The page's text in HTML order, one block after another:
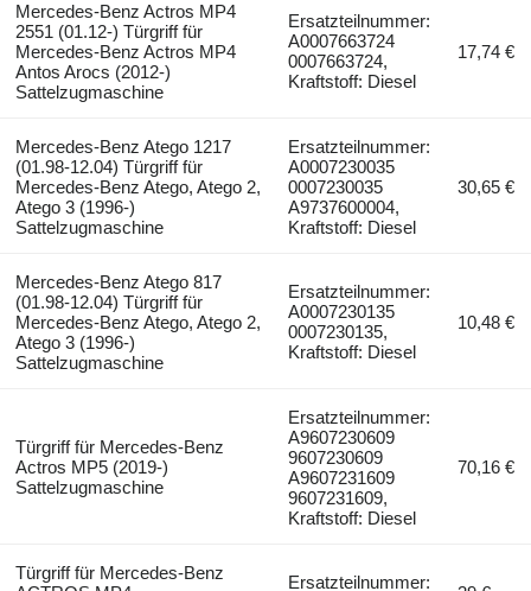
Mercedes-Benz Actros MP4
2551 (01.12-) Türgriff für
Mercedes-Benz Actros MP4
Antos Arocs (2012-)
Sattelzugmaschine
Ersatzteilnummer:
A0007663724
0007663724,
Kraftstoff: Diesel
17,74 €
Mercedes-Benz Atego 1217
(01.98-12.04) Türgriff für
Mercedes-Benz Atego, Atego 2,
Atego 3 (1996-)
Sattelzugmaschine
Ersatzteilnummer:
A0007230035
0007230035
A9737600004,
Kraftstoff: Diesel
30,65 €
Mercedes-Benz Atego 817
(01.98-12.04) Türgriff für
Mercedes-Benz Atego, Atego 2,
Atego 3 (1996-)
Sattelzugmaschine
Ersatzteilnummer:
A0007230135
0007230135,
Kraftstoff: Diesel
10,48 €
Türgriff für Mercedes-Benz
Actros MP5 (2019-)
Sattelzugmaschine
Ersatzteilnummer:
A9607230609
9607230609
A9607231609
9607231609,
Kraftstoff: Diesel
70,16 €
Türgriff für Mercedes-Benz
Ersatzteilnummer: